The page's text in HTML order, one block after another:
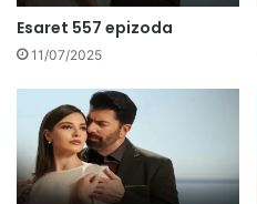
Esaret 557 epizoda
11/07/2025